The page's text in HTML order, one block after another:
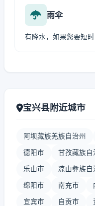
雨伞
有降水，如果您要短
宝兴县附近城市
阿坝藏族羌族自治州
德阳市 甘孜藏族自
乐山市 凉山彝族自
绵阳市 南充市
宜宾市 自贡市